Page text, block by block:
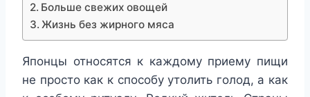
Больше свежих овощей
Жизнь без жирного мяса
Японцы относятся к каждому приему пищи
не просто как к способу утолить голод, а как